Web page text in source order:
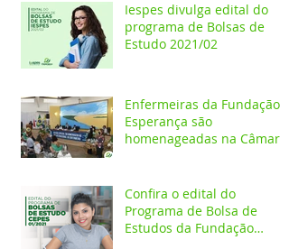
Iespes divulga edital do
programa de Bolsas de
Estudo 2021/02
Enfermeiras da Fundação
Esperança são
homenageadas na Câmara
Confira o edital do
Programa de Bolsa de
Estudos da Fundação